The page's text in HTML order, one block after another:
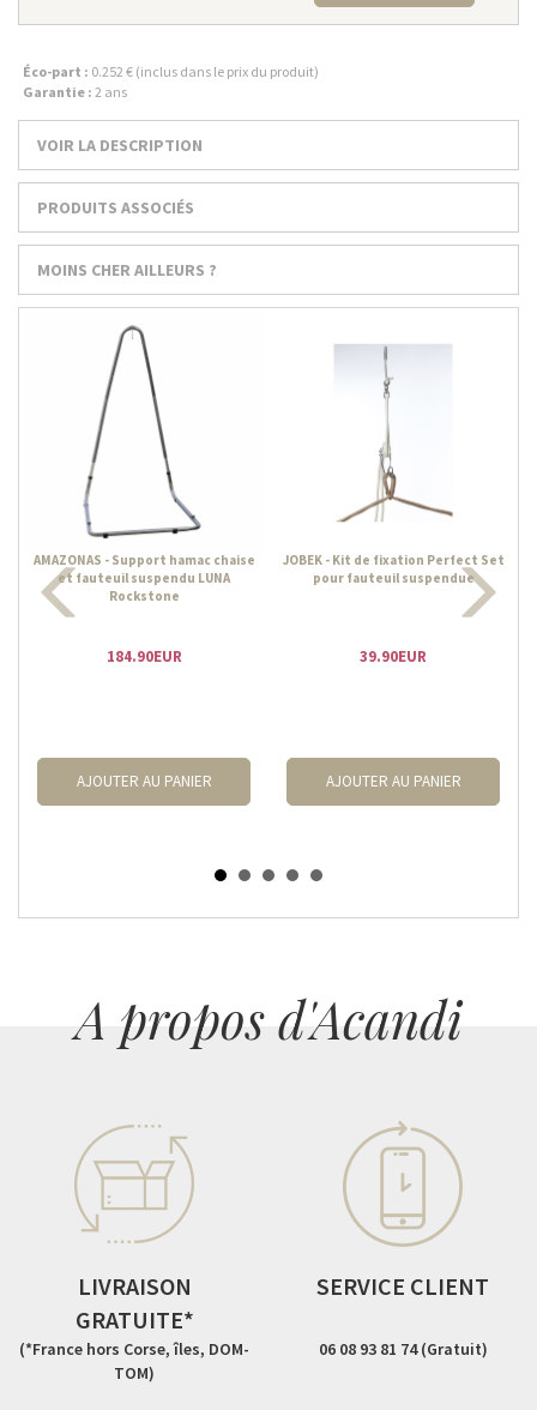
Éco-part : 0.252 € (inclus dans le prix du produit)
Garantie : 2 ans
VOIR LA DESCRIPTION
PRODUITS ASSOCIÉS
MOINS CHER AILLEURS ?
AMAZONAS - Support hamac chaise
et fauteuil suspendu LUNA
Rockstone
184.90EUR
AJOUTER AU PANIER
JOBEK - Kit de fixation Perfect Set
pour fauteuil suspendue
39.90EUR
AJOUTER AU PANIER
A propos d'Acandi
LIVRAISON
GRATUITE*
(*France hors Corse, îles, DOM-
TOM)
SERVICE CLIENT
06 08 93 81 74 (Gratuit)